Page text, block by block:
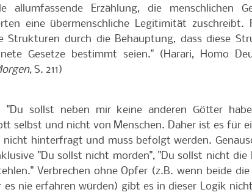
allumfassende Erzählung, die menschlichen
eine übermenschliche Legitimität zuschreibt.
Strukturen durch die Behauptung, dass diese
Gesetze bestimmt seien." (Harari, Homo
, S. 211)
"Du sollst neben mir keine anderen Götter
selbst und nicht von Menschen. Daher ist es für
nicht hinterfragt und muss befolgt werden.
"Du sollst nicht morden", "Du sollst nicht die
Verbrechen ohne Opfer (z.B. wenn beide die
es nie erfahren würden) gibt es in dieser Logik